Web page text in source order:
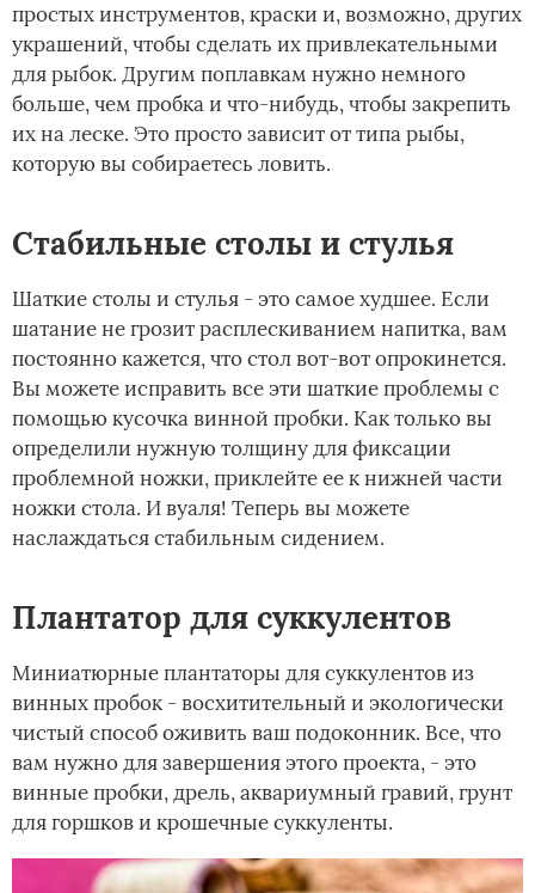
простых инструментов, краски и, возможно, других
украшений, чтобы сделать их привлекательными
для рыбок. Другим поплавкам нужно немного
больше, чем пробка и что-нибудь, чтобы закрепить
их на леске. Это просто зависит от типа рыбы,
которую вы собираетесь ловить.
Стабильные столы и стулья
Шаткие столы и стулья - это самое худшее. Если
шатание не грозит расплескиванием напитка, вам
постоянно кажется, что стол вот-вот опрокинется.
Вы можете исправить все эти шаткие проблемы с
помощью кусочка винной пробки. Как только вы
определили нужную толщину для фиксации
проблемной ножки, приклейте ее к нижней части
ножки стола. И вуаля! Теперь вы можете
наслаждаться стабильным сидением.
Плантатор для суккулентов
Миниатюрные плантаторы для суккулентов из
винных пробок - восхитительный и экологически
чистый способ оживить ваш подоконник. Все, что
вам нужно для завершения этого проекта, - это
винные пробки, дрель, аквариумный гравий, грунт
для горшков и крошечные суккуленты.